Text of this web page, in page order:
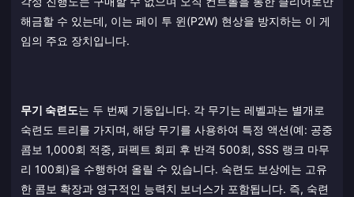
해금할 수 있는데, 이는 페이 투 윈(P2W) 현상을 방지하는 이 게
임의 주요 장치입니다.
무기 숙련도는 두 번째 기둥입니다. 각 무기는 레벨과는 별개로
숙련도 트리를 가지며, 해당 무기를 사용하여 특정 액션(예: 공중
콤보 1,000회 적중, 퍼펙트 회피 후 반격 500회, SSS 랭크 마무
리 100회)을 수행하여 올릴 수 있습니다. 숙련도 보상에는 고유
한 콤보 확장과 영구적인 능력치 보너스가 포함됩니다. 즉, 숙련